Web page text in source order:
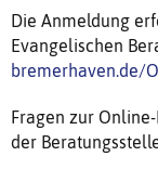
Die Anmeldung
Evangelischen
bremerhaven.de/
Fragen zur
der